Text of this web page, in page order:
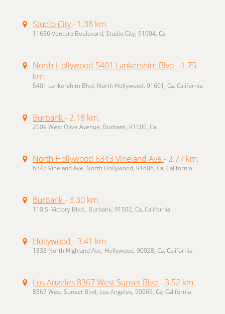
Studio City- 1.38 km.
11656 Ventura Boulevard, Studio City, 91604, Ca
North Hollywood 5401 Lankershim Blvd - 1.75
km.
5401 Lankershim Blvd, North Hollywood, 91601, Ca, California
Burbank- 2.18 km.
2509 West Olive Avenue, Burbank, 91505, Ca
North Hollywood 6343 Vineland Ave - 2.77 km.
6343 Vineland Ave, North Hollywood, 91606, Ca, California
Burbank- 3.30 km.
110 S. Victory Blvd., Burbank, 91502, Ca, California
Hollywood - 3.41 km.
1333 North Highland Ave, Hollywood, 90028, Ca, California
Los Angeles 8367 West Sunset Blvd - 3.52 km.
8367 West Sunset Blvd, Los Angeles, 90069, Ca, California